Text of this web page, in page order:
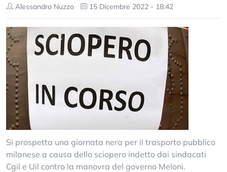
Alessandro Nuzzo 15 Dicembre 2022 - 18:42
Si prospetta una giornata nera per il trasporto pubblico
milanese a causa dello sciopero indetto dai sindacati
Cgil e Uil contro la manovra del governo Meloni.